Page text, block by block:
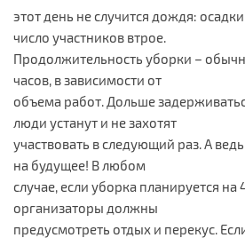
этот день не случится дождя:
число участников втрое.
Продолжительность уборки –
часов, в зависимости от
объема работ. Дольше
люди устанут и не захотят
участвовать в следующий раз. А
на будущее! В любом
случае, если уборка планируется на
организаторы должны
предусмотреть отдых и перекус.